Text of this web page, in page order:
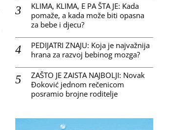
KLIMA, KLIMA, E PA ŠTA JE: Kada
pomaže, a kada može biti opasna
za bebe i djecu?
PEDIJATRI ZNAJU: Koja je najvažnija
hrana za razvoj bebinog mozga?
ZAŠTO JE ZAISTA NAJBOLJI: Novak
Đoković jednom rečenicom
posramio brojne roditelje